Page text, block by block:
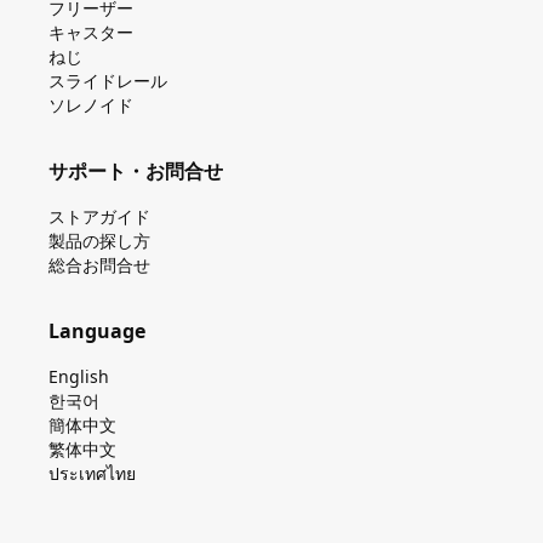
フリーザー
キャスター
ねじ
スライドレール
ソレノイド
サポート・お問合せ
ストアガイド
製品の探し⽅
総合お問合せ
Language
English
한국어
簡体中文
繁体中文
ประเทศไทย